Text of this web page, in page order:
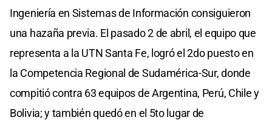
Ingeniería en Sistemas de Información consiguieron
una hazaña previa. El pasado 2 de abril, el equipo que
representa a la UTN Santa Fe, logró el 2do puesto en
la Competencia Regional de Sudamérica-Sur, donde
compitió contra 63 equipos de Argentina, Perú, Chile y
Bolivia; y también quedó en el 5to lugar de